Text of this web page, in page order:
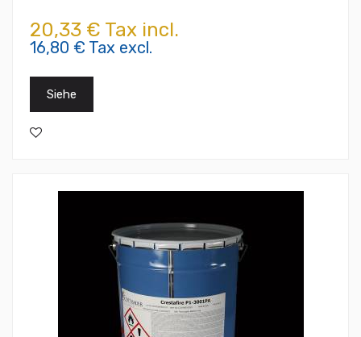
20,33 € Tax incl.
16,80 € Tax excl.
Siehe